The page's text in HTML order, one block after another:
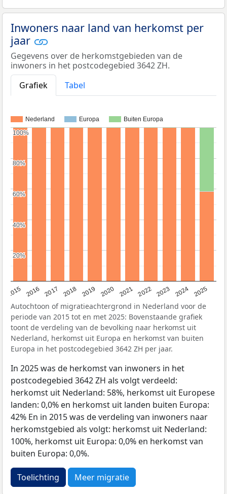
Inwoners naar land van herkomst per
jaar
Gegevens over de herkomstgebieden van de
inwoners in het postcodegebied 3642 ZH.
Grafiek
Tabel
Nederland Europa Buiten Europa
2015 2016 2017 2018 2019 2020 2021 2022 2023 2024 2025
20%
20%
40%
40%
60%
60%
80%
80%
100%
100%
Autochtoon of migratieachtergrond in Nederland voor de
periode van 2015 tot en met 2025: Bovenstaande grafiek
toont de verdeling van de bevolking naar herkomst uit
Nederland, herkomst uit Europa en herkomst van buiten
Europa in het postcodegebied 3642 ZH per jaar.
In 2025 was de herkomst van inwoners in het
postcodegebied 3642 ZH als volgt verdeeld:
herkomst uit Nederland: 58%, herkomst uit Europese
landen: 0,0% en herkomst uit landen buiten Europa:
42% En in 2015 was de verdeling van inwoners naar
herkomstgebied als volgt: herkomst uit Nederland:
100%, herkomst uit Europa: 0,0% en herkomst van
buiten Europa: 0,0%.
Toelichting Meer migratie